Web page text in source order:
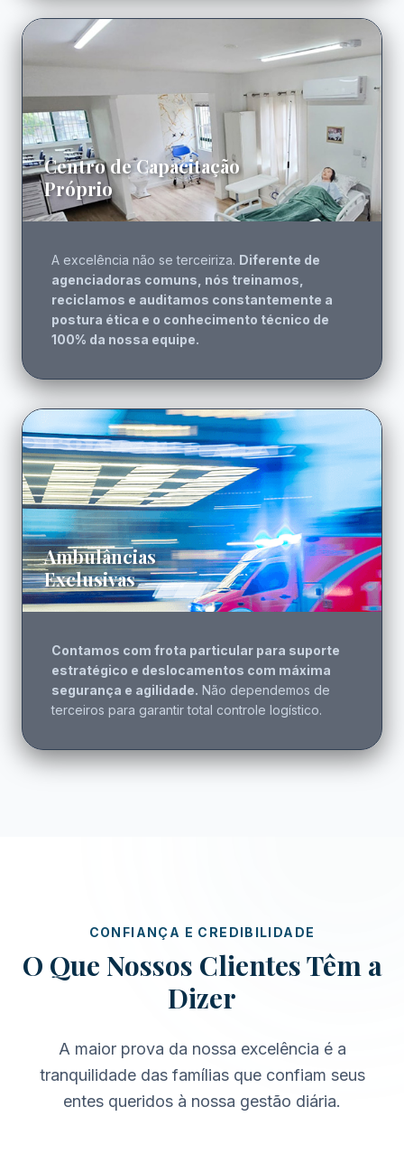
Centro de Capacitação
Próprio
A excelência não se terceiriza. Diferente de
agenciadoras comuns, nós treinamos,
reciclamos e auditamos constantemente a
postura ética e o conhecimento técnico de
100% da nossa equipe.
Ambulâncias
Exclusivas
Contamos com frota particular para suporte
estratégico e deslocamentos com máxima
segurança e agilidade. Não dependemos de
terceiros para garantir total controle logístico.
CONFIANÇA E CREDIBILIDADE
O Que Nossos Clientes Têm a
Dizer
A maior prova da nossa excelência é a
tranquilidade das famílias que confiam seus
entes queridos à nossa gestão diária.